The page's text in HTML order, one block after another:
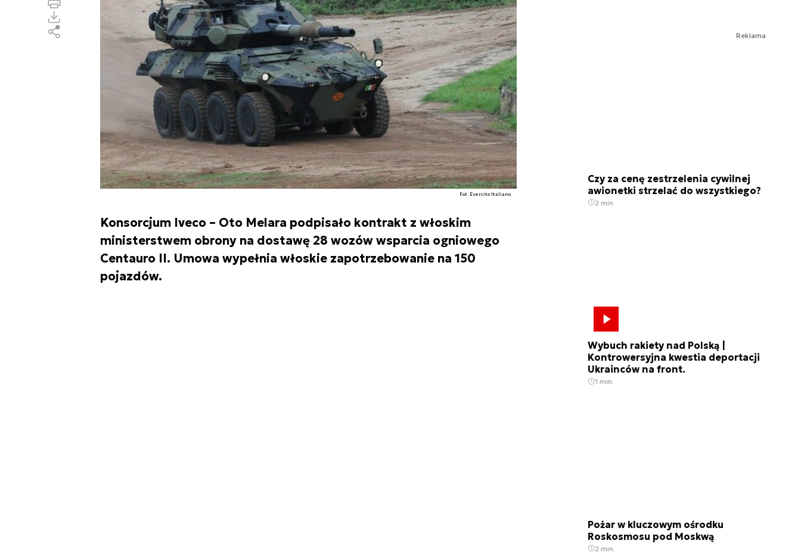
Fot. Esercito Italiano
Konsorcjum Iveco – Oto Melara podpisało kontrakt z włoskim
ministerstwem obrony na dostawę 28 wozów wsparcia ogniowego
Centauro II. Umowa wypełnia włoskie zapotrzebowanie na 150
pojazdów.
Reklama
Czy za cenę zestrzelenia cywilnej
awionetki strzelać do wszystkiego?
2 min.
Wybuch rakiety nad Polską |
Kontrowersyjna kwestia deportacji
Ukrainców na front.
1 min.
Pożar w kluczowym ośrodku
Roskosmosu pod Moskwą
2 min.